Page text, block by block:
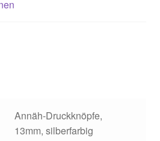
Annäh-Druckknöpfe,
13mm, silberfarbig